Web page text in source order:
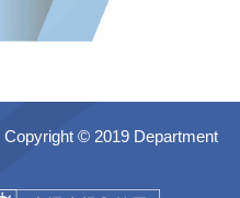
Copyright © 2019 Department